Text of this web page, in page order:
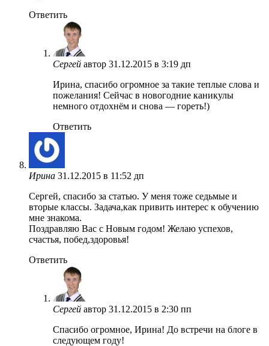
Ответить
Сергей автор 31.12.2015 в 3:19 дп
Ирина, спасибо огромное за такие теплые слова и
пожелания! Сейчас в новогодние каникулы
немного отдохнём и снова — гореть!)
Ответить
Ирина 31.12.2015 в 11:52 дп
Сергей, спасибо за статью. У меня тоже седьмые и
вторые классы. Задача,как привить интерес к обучению
мне знакома.
Поздравляю Вас с Новым годом! Желаю успехов,
счастья, побед,здоровья!
Ответить
Сергей автор 31.12.2015 в 2:30 пп
Спасибо огромное, Ирина! До встречи на блоге в
следующем году!